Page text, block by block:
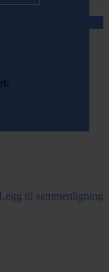
zoom)
zoom)
og kjølebatterier
ventilasjon)
Legg til sammenligning